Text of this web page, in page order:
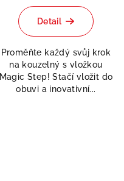
Detail
Proměňte každý svůj krok
na kouzelný s vložkou
Magic Step! Stačí vložit do
obuvi a inovativní...